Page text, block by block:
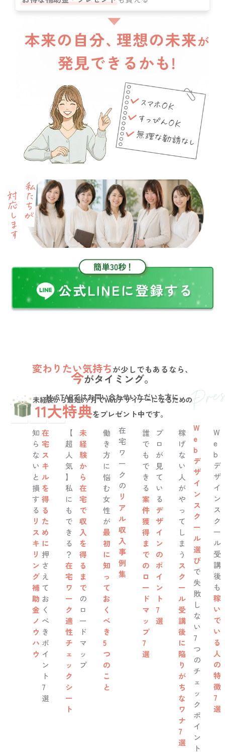
変わりたい気持ちが少しでもあるなら、
今がタイミング。
MySTARではお問い合わせいただいた方に
未経験から最短6ヶ月でWebデザイナーになるための
11大特典をプレゼント中です。
知
ら
な
い
と
損
す
る
リ
ス
キ
リ
ン
グ
補
助
金
ノ
ウ
ハ
ウ
在
宅
ス
キ
ル
を
得
る
た
め
に
押
さ
え
て
お
く
べ
き
ポ
イ
ン
ト
7
選
【
超
人
気
】
私
に
も
で
き
る
？
在
宅
ワ
ー
ク
適
性
チ
ェ
ッ
ク
シ
ー
ト
未
経
験
か
ら
在
宅
で
収
入
を
得
る
ま
で
の
ロ
ー
ド
マ
ッ
プ
働
き
方
に
悩
む
女
性
が
最
初
に
知
っ
て
お
く
べ
き
5
つ
の
こ
と
在
宅
ワ
ー
ク
の
リ
ア
ル
収
入
事
例
集
誰
で
も
で
き
る
案
件
獲
得
ま
で
の
ロ
ー
ド
マ
ッ
プ
7
選
プ
ロ
が
見
て
い
る
デ
ザ
イ
ン
の
ポ
イ
ン
ト
7
選
稼
げ
な
い
人
が
や
っ
て
し
ま
う
ス
ク
ー
ル
受
講
後
に
陥
り
が
ち
な
ワ
ナ
7
選
W
e
b
デ
ザ
イ
ン
ス
ク
ー
ル
選
び
で
失
敗
し
な
い
7
つ
の
チ
ェ
ッ
ク
ポ
イ
ン
ト
W
e
b
デ
ザ
イ
ン
ス
ク
ー
ル
受
講
後
も
稼
い
で
い
る
人
の
特
徴
7
選